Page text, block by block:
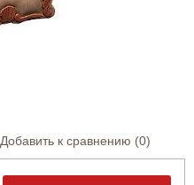
Добавить к сравнению (0)